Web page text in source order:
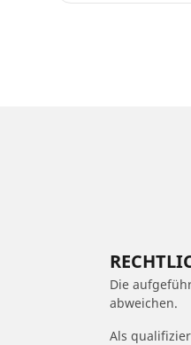
Die
abweichen.
Als